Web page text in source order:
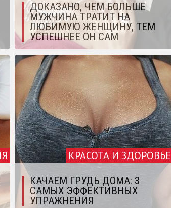
ДОКАЗАНО, ЧЕМ БОЛЬШЕ
МУЖЧИНА ТРАТИТ НА
ЛЮБИМУЮ ЖЕНЩИНУ, ТЕМ
УСПЕШНЕЕ ОН САМ
КРАСОТА И ЗДОРОВЬЕ
КАЧАЕМ ГРУДЬ ДОМА: 3
САМЫХ ЭФФЕКТИВНЫХ
УПРАЖНЕНИЯ